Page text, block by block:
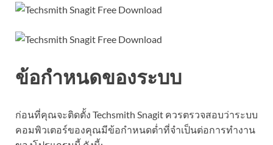
ข้อกำหนดของระบบ
ก่อนที่คุณจะติดตั้ง Techsmith Snagit ควรตรวจสอบว่าระบบ
คอมพิวเตอร์ของคุณมีข้อกำหนดต่ำที่จำเป็นต่อการทำงาน